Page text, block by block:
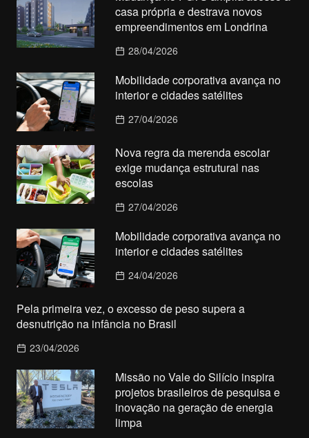
casa própria e destrava novos
empreendimentos em Londrina
28/04/2026
Mobilidade corporativa avança no
interior e cidades satélites
27/04/2026
Nova regra da merenda escolar
exige mudança estrutural nas
escolas
27/04/2026
Mobilidade corporativa avança no
interior e cidades satélites
24/04/2026
Pela primeira vez, o excesso de peso supera a
desnutrição na infância no Brasil
23/04/2026
Missão no Vale do Silício inspira
projetos brasileiros de pesquisa e
inovação na geração de energia
limpa